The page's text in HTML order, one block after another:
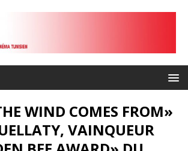
WIND COMES FROM»
VAINQUEUR